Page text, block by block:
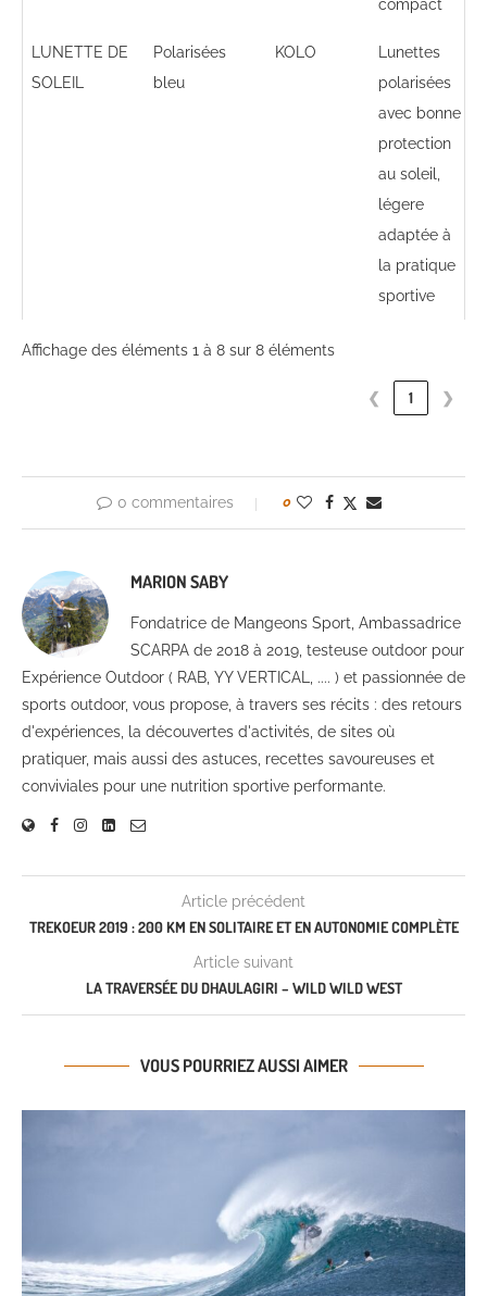
compact
LUNETTE DE
SOLEIL
Polarisées
bleu
KOLO
Lunettes
polarisées
avec bonne
protection
au soleil,
légere
adaptée à
la pratique
sportive
Affichage des éléments 1 à 8 sur 8 éléments
❮ 1 ❯
0 commentaires 0
MARION SABY
Fondatrice de Mangeons Sport, Ambassadrice
SCARPA de 2018 à 2019, testeuse outdoor pour
Expérience Outdoor ( RAB, YY VERTICAL, .... ) et passionnée de
sports outdoor, vous propose, à travers ses récits : des retours
d'expériences, la découvertes d'activités, de sites où
pratiquer, mais aussi des astuces, recettes savoureuses et
conviviales pour une nutrition sportive performante.
Article précédent
TREKOEUR 2019 : 200 KM EN SOLITAIRE ET EN AUTONOMIE COMPLÈTE
Article suivant
LA TRAVERSÉE DU DHAULAGIRI – WILD WILD WEST
VOUS POURRIEZ AUSSI AIMER